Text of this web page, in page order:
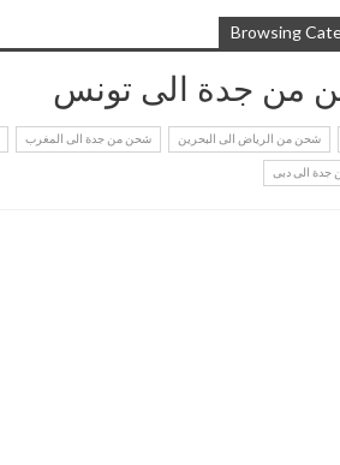
Browsing
من جدة الى تونس
شحن من الرياض الى البحرين شحن من جدة الى المغرب
الى دبى